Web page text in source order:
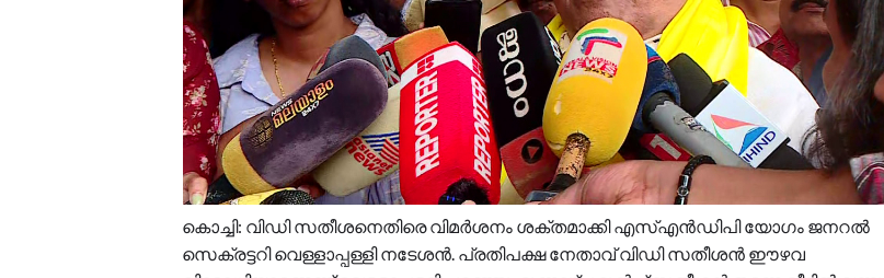
കൊച്ചി: വിഡി സതീശനെതിരെ വിമർശനം ശക്തമാക്കി എസ്എൻഡിപി യോ​ഗം ജനറൽ
സെക്രട്ടറി വെള്ളാപ്പള്ളി നടേശൻ. പ്രതിപക്ഷ നേതാവ് വിഡി സതീശൻ ഈഴവ